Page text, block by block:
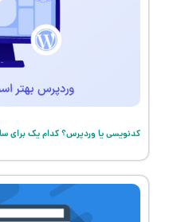
کدنویسی یا وردپرس؟ کدام یک برای